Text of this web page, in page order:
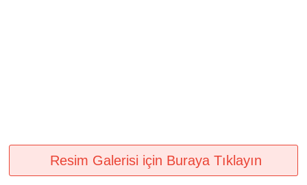
Resim Galerisi için Buraya Tıklayın